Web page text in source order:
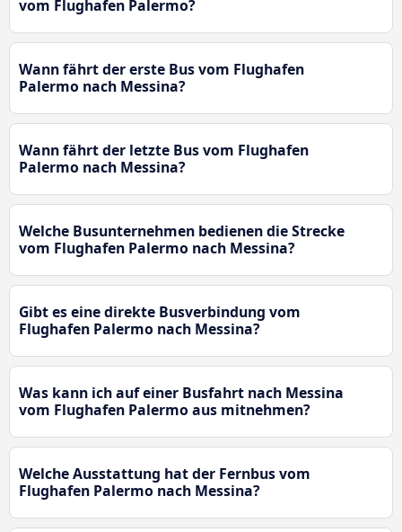
vom Flughafen Palermo?
Wann fährt der erste Bus vom Flughafen
Palermo nach Messina?
Wann fährt der letzte Bus vom Flughafen
Palermo nach Messina?
Welche Busunternehmen bedienen die Strecke
vom Flughafen Palermo nach Messina?
Gibt es eine direkte Busverbindung vom
Flughafen Palermo nach Messina?
Was kann ich auf einer Busfahrt nach Messina
vom Flughafen Palermo aus mitnehmen?
Welche Ausstattung hat der Fernbus vom
Flughafen Palermo nach Messina?